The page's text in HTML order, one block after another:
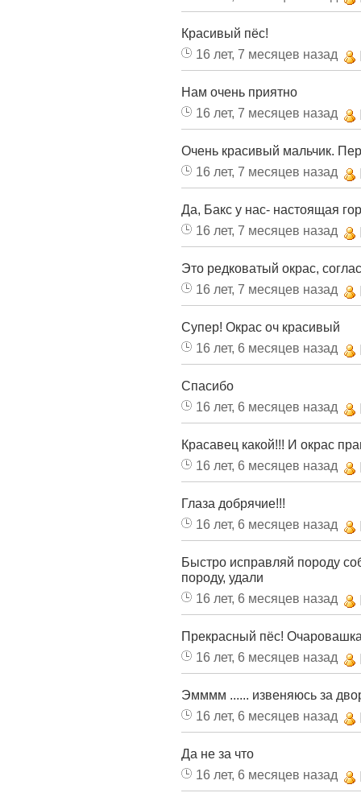
Красивый пёс!
16 лет, 7 месяцев назад
Нам очень приятно
16 лет, 7 месяцев назад
Очень красивый мальчик.
16 лет, 7 месяцев назад
Да, Бакс у нас- настоящая
16 лет, 7 месяцев назад
Это редковатый окрас,
16 лет, 7 месяцев назад
Супер! Окрас оч красивый
16 лет, 6 месяцев назад
Спасибо
16 лет, 6 месяцев назад
Красавец какой!!! И окрас
16 лет, 6 месяцев назад
Глаза добрячие!!!
16 лет, 6 месяцев назад
Быстро исправляй породу
породу, удали
16 лет, 6 месяцев назад
Прекрасный пёс!
16 лет, 6 месяцев назад
Эмммм ...... извеняюсь за
16 лет, 6 месяцев назад
Да не за что
16 лет, 6 месяцев назад